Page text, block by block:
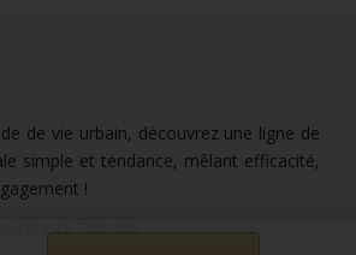
de vie urbain, découvrez une ligne de
simple et tendance, mêlant efficacité,
!
(+33) 615 780 086